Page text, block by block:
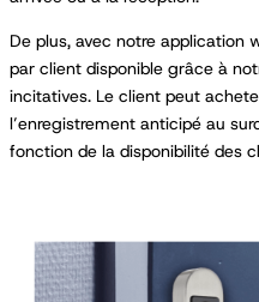
De plus, avec notre application
par client disponible grâce à
incitatives. Le client peut
l’enregistrement anticipé au
fonction de la disponibilité des